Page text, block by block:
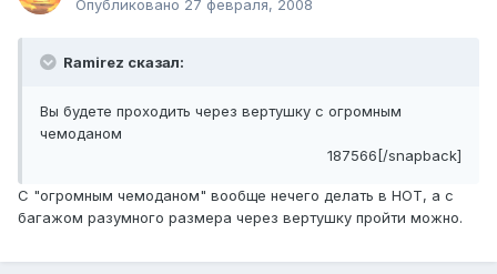
Опубликовано 27 февраля, 2008
Ramirez сказал:
Вы будете проходить через вертушку с огромным
чемоданом
187566[/snapback]
С "огромным чемоданом" вообще нечего делать в НОТ, а с
багажом разумного размера через вертушку пройти можно.